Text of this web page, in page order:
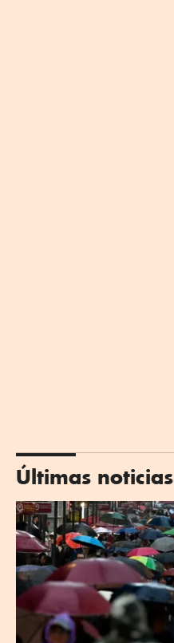
Últimas noticias